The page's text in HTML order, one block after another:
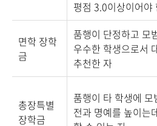
평점 3.0이상이어야
면학 장학
금
품행이 단정하고 모
우수한 학생으로서
추천한 자
총장특별
장학금
품행이 타 학생에
전과 명예를 높이는